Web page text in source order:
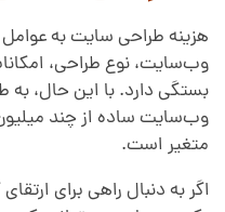
هزینه طراحی سایت به
وب‌سایت، نوع طراحی،
بستگی دارد. با این حال، به
وب‌سایت ساده از چند
متغیر است.
اگر به دنبال راهی برای